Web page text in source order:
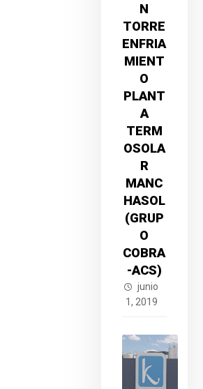
N
TORRE
ENFRIA
MIENT
O
PLANT
A
TERM
OSOLA
R
MANC
HASOL
(GRUP
O
COBRA
-ACS)
junio
1, 2019